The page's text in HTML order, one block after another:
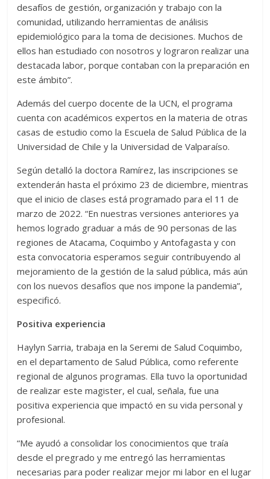
desafíos de gestión, organización y trabajo con la
comunidad, utilizando herramientas de análisis
epidemiológico para la toma de decisiones. Muchos de
ellos han estudiado con nosotros y lograron realizar una
destacada labor, porque contaban con la preparación en
este ámbito”.
Además del cuerpo docente de la UCN, el programa
cuenta con académicos expertos en la materia de otras
casas de estudio como la Escuela de Salud Pública de la
Universidad de Chile y la Universidad de Valparaíso.
Según detalló la doctora Ramírez, las inscripciones se
extenderán hasta el próximo 23 de diciembre, mientras
que el inicio de clases está programado para el 11 de
marzo de 2022. “En nuestras versiones anteriores ya
hemos logrado graduar a más de 90 personas de las
regiones de Atacama, Coquimbo y Antofagasta y con
esta convocatoria esperamos seguir contribuyendo al
mejoramiento de la gestión de la salud pública, más aún
con los nuevos desafíos que nos impone la pandemia”,
especificó.
Positiva experiencia
Haylyn Sarria, trabaja en la Seremi de Salud Coquimbo,
en el departamento de Salud Pública, como referente
regional de algunos programas. Ella tuvo la oportunidad
de realizar este magister, el cual, señala, fue una
positiva experiencia que impactó en su vida personal y
profesional.
“Me ayudó a consolidar los conocimientos que traía
desde el pregrado y me entregó las herramientas
necesarias para poder realizar mejor mi labor en el lugar